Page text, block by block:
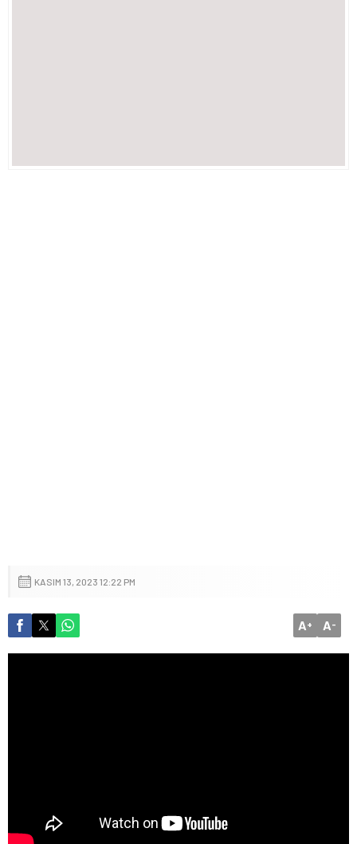
KASIM 13, 2023 12:22 PM
A+ A-